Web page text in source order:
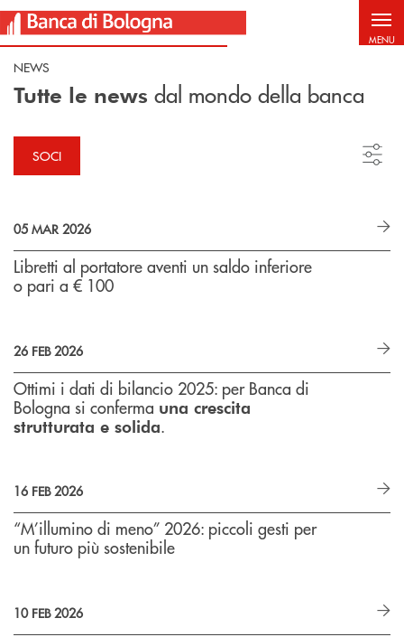
Salta al contenuto principale
MENU
NEWS
Tutte le news dal mondo della banca
SOCI
05 MAR 2026
Libretti al portatore aventi un saldo inferiore
o pari a € 100
26 FEB 2026
Ottimi i dati di bilancio 2025: per Banca di
Bologna si conferma una crescita
strutturata e solida.
16 FEB 2026
“M’illumino di meno” 2026: piccoli gesti per
un futuro più sostenibile
10 FEB 2026